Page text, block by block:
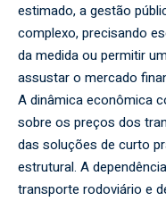
estimado, a gestão
complexo, precisando
da medida ou permitir
assustar o mercado
A dinâmica econômica
sobre os preços dos
das soluções de curto
estrutural. A
transporte rodoviário e